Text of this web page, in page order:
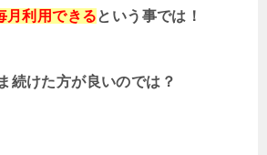
月利用できるという事では！
続けた方が良いのでは？